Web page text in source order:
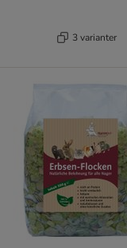
3 varianter